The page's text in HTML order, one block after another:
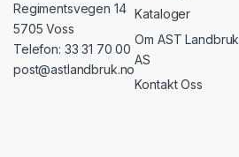
Regimentsvegen 14
5705 Voss
Telefon: 33 31 70 00
post@astlandbruk.no
Kataloger
Om AST Landbruk
AS
Kontakt Oss